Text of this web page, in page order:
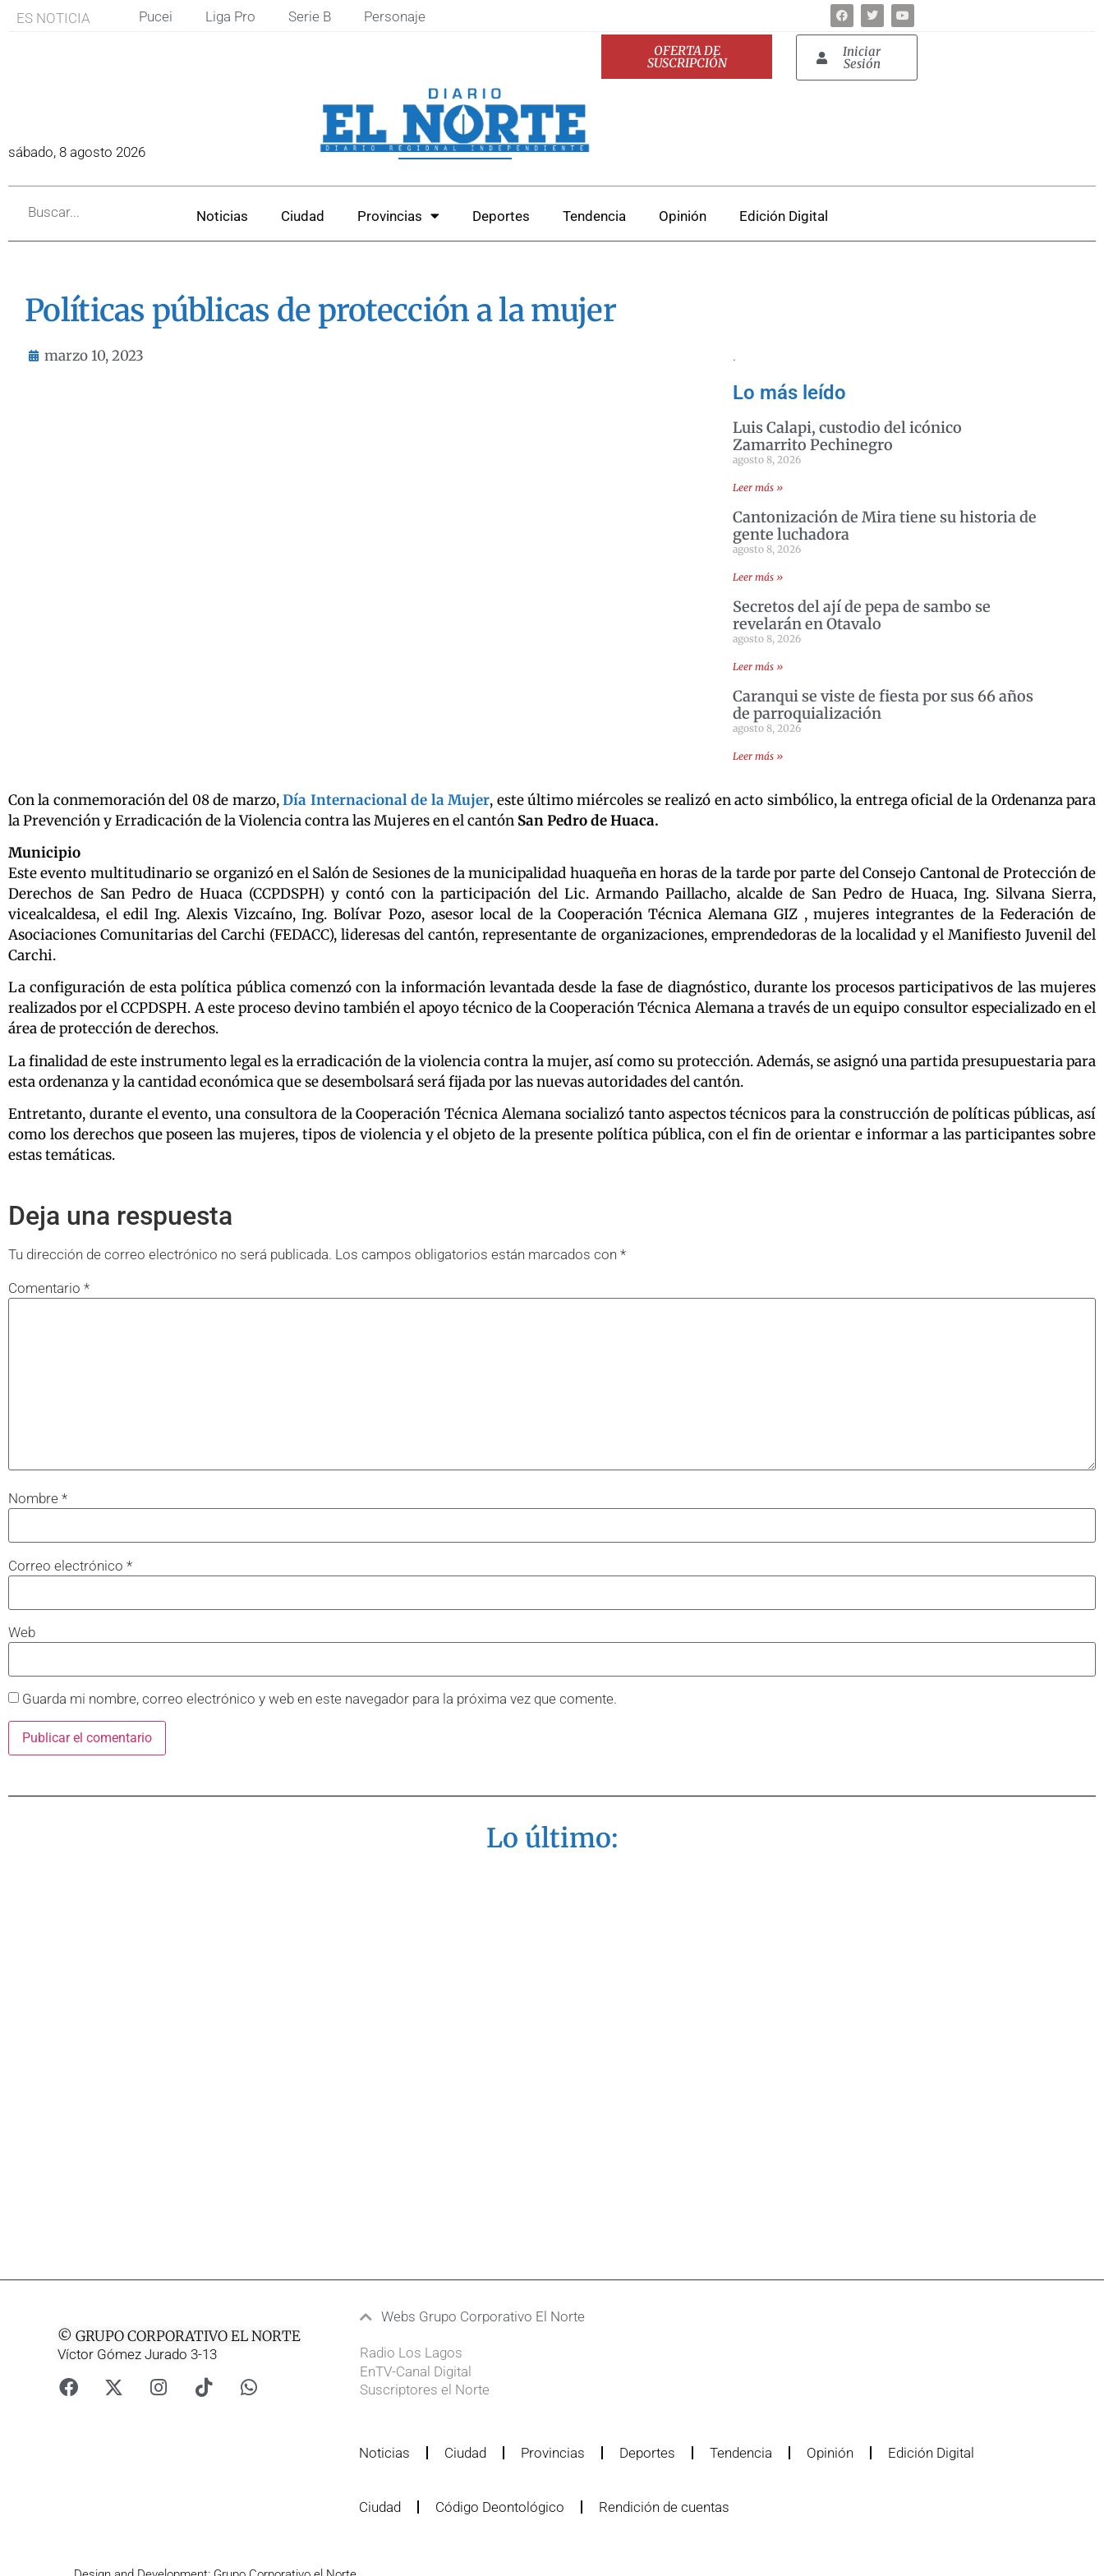
ES NOTICIA Pucei Liga Pro Serie B Personaje
OFERTA DE
SUSCRIPCIÓN
Iniciar
Sesión
sábado, 8 agosto 2026
Noticias Ciudad Provincias Deportes Tendencia Opinión Edición Digital
Políticas públicas de protección a la mujer
marzo 10, 2023 .
Lo más leído
Luis Calapi, custodio del icónico
Zamarrito Pechinegro
agosto 8, 2026
Leer más »
Cantonización de Mira tiene su historia de
gente luchadora
agosto 8, 2026
Leer más »
Secretos del ají de pepa de sambo se
revelarán en Otavalo
agosto 8, 2026
Leer más »
Caranqui se viste de fiesta por sus 66 años
de parroquialización
agosto 8, 2026
Leer más »
Con la conmemoración del 08 de marzo, Día Internacional de la Mujer, este último miércoles se realizó en acto simbólico, la entrega oficial de la Ordenanza para
la Prevención y Erradicación de la Violencia contra las Mujeres en el cantón San Pedro de Huaca.
Municipio
Este evento multitudinario se organizó en el Salón de Sesiones de la municipalidad huaqueña en horas de la tarde por parte del Consejo Cantonal de Protección de
Derechos de San Pedro de Huaca (CCPDSPH) y contó con la participación del Lic. Armando Paillacho, alcalde de San Pedro de Huaca, Ing. Silvana Sierra,
vicealcaldesa, el edil Ing. Alexis Vizcaíno, Ing. Bolívar Pozo, asesor local de la Cooperación Técnica Alemana GIZ , mujeres integrantes de la Federación de
Asociaciones Comunitarias del Carchi (FEDACC), lideresas del cantón, representante de organizaciones, emprendedoras de la localidad y el Manifiesto Juvenil del
Carchi.
La configuración de esta política pública comenzó con la información levantada desde la fase de diagnóstico, durante los procesos participativos de las mujeres
realizados por el CCPDSPH. A este proceso devino también el apoyo técnico de la Cooperación Técnica Alemana a través de un equipo consultor especializado en el
área de protección de derechos.
La finalidad de este instrumento legal es la erradicación de la violencia contra la mujer, así como su protección. Además, se asignó una partida presupuestaria para
esta ordenanza y la cantidad económica que se desembolsará será fijada por las nuevas autoridades del cantón.
Entretanto, durante el evento, una consultora de la Cooperación Técnica Alemana socializó tanto aspectos técnicos para la construcción de políticas públicas, así
como los derechos que poseen las mujeres, tipos de violencia y el objeto de la presente política pública, con el fin de orientar e informar a las participantes sobre
estas temáticas.
Deja una respuesta
Tu dirección de correo electrónico no será publicada. Los campos obligatorios están marcados con *
Comentario *
Nombre *
Correo electrónico *
Web
Guarda mi nombre, correo electrónico y web en este navegador para la próxima vez que comente.
Lo último:
© GRUPO CORPORATIVO EL NORTE
Víctor Gómez Jurado 3-13
Webs Grupo Corporativo El Norte
Radio Los Lagos
EnTV-Canal Digital
Suscriptores el Norte
Noticias Ciudad Provincias Deportes Tendencia Opinión Edición Digital
Ciudad Código Deontológico Rendición de cuentas